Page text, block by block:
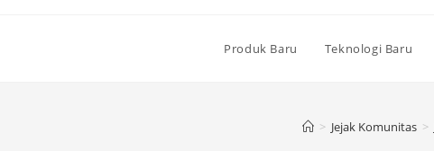
Produk Baru Teknologi Baru
> Jejak Komunitas >